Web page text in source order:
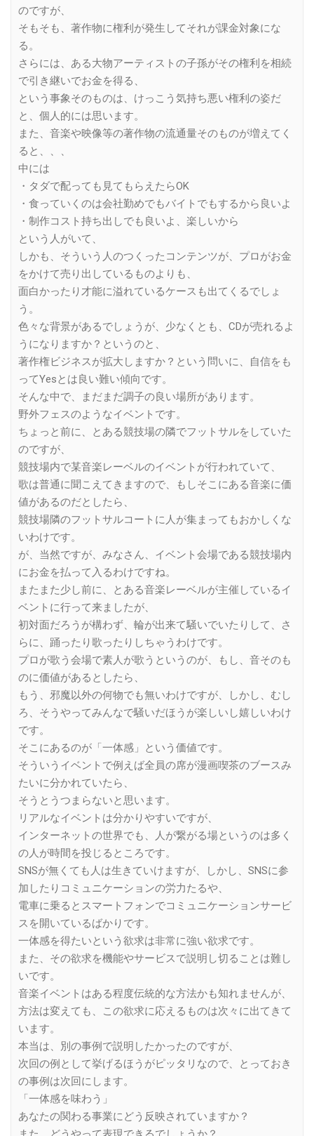
のですが、
そもそも、著作物に権利が発生してそれが課金対象にな
る。
さらには、ある大物アーティストの子孫がその権利を相続
で引き継いでお金を得る、
という事象そのものは、けっこう気持ち悪い権利の姿だ
と、個人的には思います。
また、音楽や映像等の著作物の流通量そのものが増えてく
ると、、、
中には
・タダで配っても見てもらえたらOK
・食っていくのは会社勤めでもバイトでもするから良いよ
・制作コスト持ち出しでも良いよ、楽しいから
という人がいて、
しかも、そういう人のつくったコンテンツが、プロがお金
をかけて売り出しているものよりも、
面白かったり才能に溢れているケースも出てくるでしょ
う。
色々な背景があるでしょうが、少なくとも、CDが売れるよ
うになりますか？というのと、
著作権ビジネスが拡大しますか？という問いに、自信をも
ってYesとは良い難い傾向です。
そんな中で、まだまだ調子の良い場所があります。
野外フェスのようなイベントです。
ちょっと前に、とある競技場の隣でフットサルをしていた
のですが、
競技場内で某音楽レーベルのイベントが行われていて、
歌は普通に聞こえてきますので、もしそこにある音楽に価
値があるのだとしたら、
競技場隣のフットサルコートに人が集まってもおかしくな
いわけです。
が、当然ですが、みなさん、イベント会場である競技場内
にお金を払って入るわけですね。
またまた少し前に、とある音楽レーベルが主催しているイ
ベントに行って来ましたが、
初対面だろうが構わず、輪が出来て騒いでいたりして、さ
らに、踊ったり歌ったりしちゃうわけです。
プロが歌う会場で素人が歌うというのが、もし、音そのも
のに価値があるとしたら、
もう、邪魔以外の何物でも無いわけですが、しかし、むし
ろ、そうやってみんなで騒いだほうが楽しいし嬉しいわけ
です。
そこにあるのが「一体感」という価値です。
そういうイベントで例えば全員の席が漫画喫茶のブースみ
たいに分かれていたら、
そうとうつまらないと思います。
リアルなイベントは分かりやすいですが、
インターネットの世界でも、人が繋がる場というのは多く
の人が時間を投じるところです。
SNSが無くても人は生きていけますが、しかし、SNSに参
加したりコミュニケーションの労力たるや、
電車に乗るとスマートフォンでコミュニケーションサービ
スを開いているばかりです。
一体感を得たいという欲求は非常に強い欲求です。
また、その欲求を機能やサービスで説明し切ることは難し
いです。
音楽イベントはある程度伝統的な方法かも知れませんが、
方法は変えても、この欲求に応えるものは次々に出てきて
います。
本当は、別の事例で説明したかったのですが、
次回の例として挙げるほうがピッタリなので、とっておき
の事例は次回にします。
「一体感を味わう」
あなたの関わる事業にどう反映されていますか？